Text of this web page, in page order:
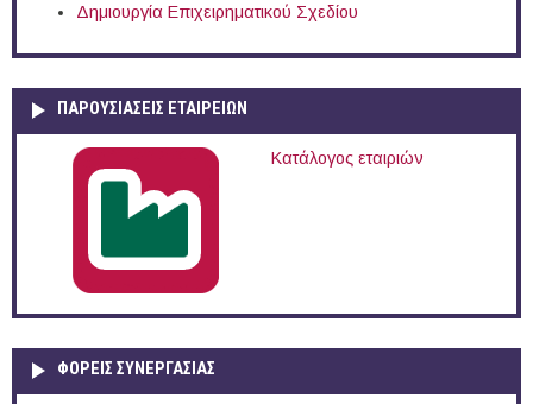
Δημιουργία Επιχειρηματικού Σχεδίου
ΠΑΡΟΥΣΙΆΣΕΙΣ ΕΤΑΙΡΕΙΏΝ
Κατάλογος εταιριών
ΦΟΡΕΙΣ ΣΥΝΕΡΓΑΣΙΑΣ